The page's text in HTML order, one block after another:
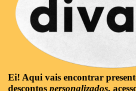
Ei! Aqui vais encontrar
descontos personalizados,